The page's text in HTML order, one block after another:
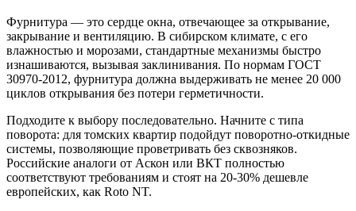
Фурнитура — это сердце окна, отвечающее за открывание,
закрывание и вентиляцию. В сибирском климате, с его
влажностью и морозами, стандартные механизмы быстро
изнашиваются, вызывая заклинивания. По нормам ГОСТ
30970-2012, фурнитура должна выдерживать не менее 20 000
циклов открывания без потери герметичности.
Подходите к выбору последовательно. Начните с типа
поворота: для томских квартир подойдут поворотно-откидные
системы, позволяющие проветривать без сквозняков.
Российские аналоги от Аскон или ВКТ полностью
соответствуют требованиям и стоят на 20-30% дешевле
европейских, как Roto NT.